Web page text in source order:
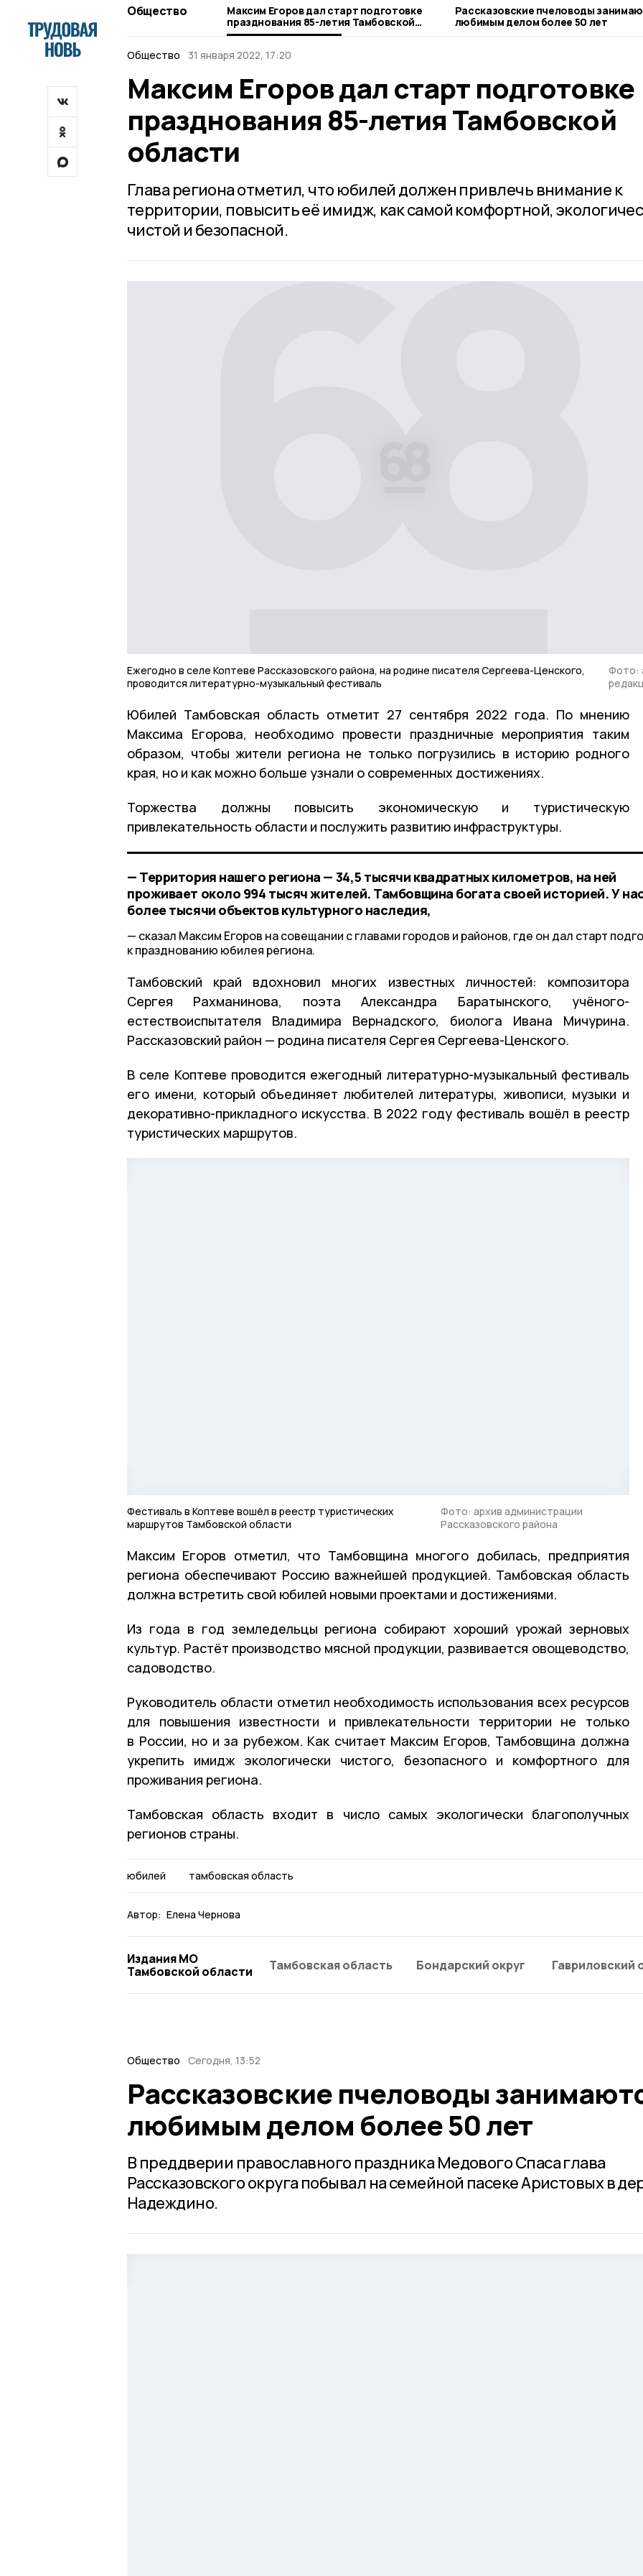
Общество
Максим Егоров дал старт подготовке
празднования 85-летия Тамбовской
области
Рассказовские пчеловоды
любимым делом более 50 лет
Общество
31 января 2022, 17:20
Максим Егоров дал старт подготовке
празднования 85-летия Тамбовской
области
Глава региона отметил, что юбилей должен привлечь внимание к
территории, повысить её имидж, как самой комфортной,
чистой и безопасной.
Ежегодно в селе Коптеве Рассказовского района, на родине писателя Сергеева-Ценского,
проводится литературно-музыкальный фестиваль
Фото:
Юбилей Тамбовская область отметит 27 сентября 2022 года. По мнению
Максима Егорова, необходимо провести праздничные мероприятия таким
образом, чтобы жители региона не только погрузились в историю родного
края, но и как можно больше узнали о современных достижениях.
Торжества должны повысить экономическую и туристическую
привлекательность области и послужить развитию инфраструктуры.
— Территория нашего региона — 34,5 тысячи квадратных километров, на ней
проживает около 994 тысяч жителей. Тамбовщина богата своей историей. У
более тысячи объектов культурного наследия,
сказал Максим Егоров на совещании с главами городов и районов, где он дал старт
к празднованию юбилея региона.
Тамбовский край вдохновил многих известных личностей: композитора
Сергея Рахманинова, поэта Александра Баратынского, учёного-
естествоиспытателя Владимира Вернадского, биолога Ивана Мичурина.
Рассказовский район — родина писателя Сергея Сергеева-Ценского.
В селе Коптеве проводится ежегодный литературно-музыкальный фестиваль
его имени, который объединяет любителей литературы, живописи, музыки и
декоративно-прикладного искусства. В 2022 году фестиваль вошёл в реестр
туристических маршрутов.
Фестиваль в Коптеве вошёл в реестр туристических
маршрутов Тамбовской области
Фото: архив администрации
Рассказовского района
Максим Егоров отметил, что Тамбовщина многого добилась, предприятия
региона обеспечивают Россию важнейшей продукцией. Тамбовская область
должна встретить свой юбилей новыми проектами и достижениями.
Из года в год земледельцы региона собирают хороший урожай зерновых
культур. Растёт производство мясной продукции, развивается овощеводство,
садоводство.
Руководитель области отметил необходимость использования всех ресурсов
для повышения известности и привлекательности территории не только
в России, но и за рубежом. Как считает Максим Егоров, Тамбовщина должна
укрепить имидж экологически чистого, безопасного и комфортного для
проживания региона.
Тамбовская область входит в число самых экологически благополучных
регионов страны.
юбилей тамбовская область
Автор: Елена Чернова
Издания МО
Тамбовской области
Тамбовская область Бондарский округ Гавриловский
Общество Сегодня, 13:52
Рассказовские пчеловоды
любимым делом более 50 лет
В преддверии православного праздника Медового Спаса глава
Рассказовского округа побывал на семейной пасеке Аристовых в
Надеждино.